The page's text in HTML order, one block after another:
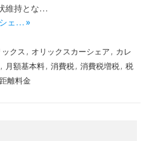
維持とな…
ェ… »
ックス , オリックスカーシェア , カレ
, 月額基本料, 消費税 , 消費税増税 , 税
距離料金